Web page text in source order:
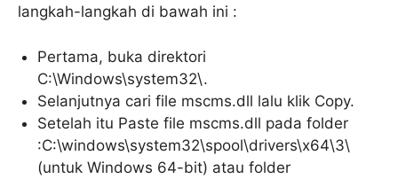
langkah-langkah di bawah ini :
Pertama, buka direktori
C:\Windows\system32\.
Selanjutnya cari file mscms.dll lalu klik Copy.
Setelah itu Paste file mscms.dll pada folder
:C:\windows\system32\spool\drivers\x64\3\
(untuk Windows 64-bit) atau folder